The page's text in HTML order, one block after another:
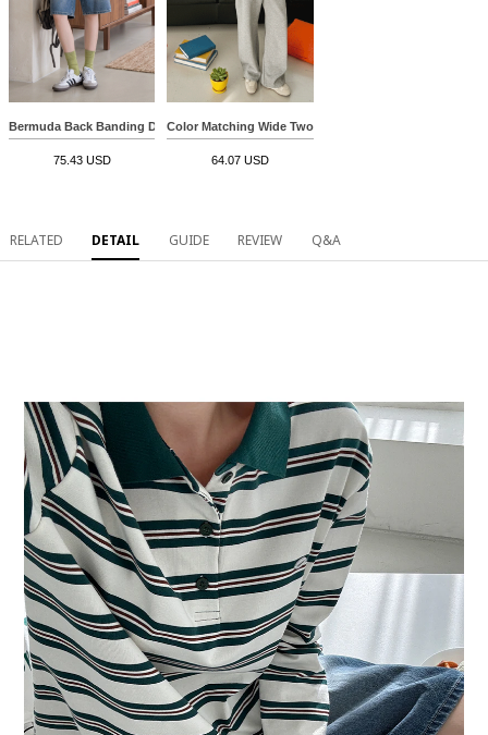
Bermuda Back Banding Denim Pants
75.43 USD
Color Matching Wide Two-way Pants
64.07 USD
RELATED DETAIL GUIDE REVIEW Q&A